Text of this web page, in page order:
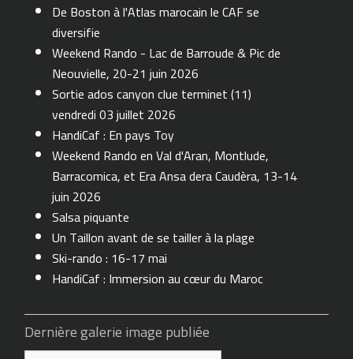
De Boston à l'Atlas marocain le CAF se
diversifie
Weekend Rando - Lac de Barroude & Pic de
Neouvielle, 20-21 juin 2026
Sortie ados canyon clue terminet (11)
vendredi 03 juillet 2026
HandiCaf : En pays Toy
Weekend Rando en Val d'Aran, Montlude,
Barracomica, et Era Ansa dera Caudèra, 13-14
juin 2026
Salsa piquante
Un Taillon avant de se tailler à la plage
Ski-rando : 16-17 mai
HandiCaf : Immersion au cœur du Maroc
Dernière galerie image publiée